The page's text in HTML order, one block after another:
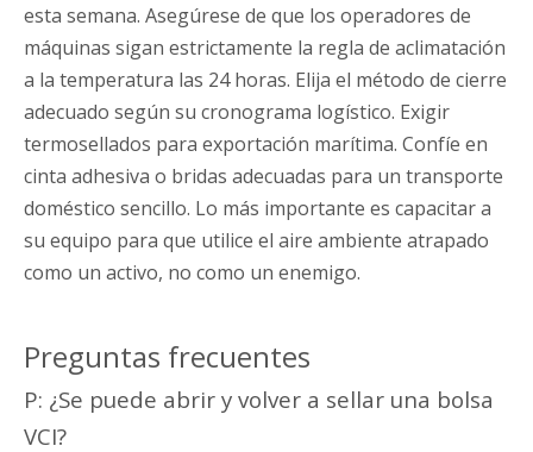
esta semana. Asegúrese de que los operadores de
máquinas sigan estrictamente la regla de aclimatación
a la temperatura las 24 horas. Elija el método de cierre
adecuado según su cronograma logístico. Exigir
termosellados para exportación marítima. Confíe en
cinta adhesiva o bridas adecuadas para un transporte
doméstico sencillo. Lo más importante es capacitar a
su equipo para que utilice el aire ambiente atrapado
como un activo, no como un enemigo.
Preguntas frecuentes
P: ¿Se puede abrir y volver a sellar una bolsa
VCI?